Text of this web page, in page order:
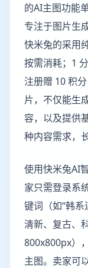
的AI主图功能
专注于图片生
快米兔的采用
按需消耗；1
注册赠 10 积
片，不仅能生
容，以及提供
种内容需求，
使用快米兔AI
家只需登录系
键词（如“韩系
清新、复古、
800x800px）
主图。卖家可